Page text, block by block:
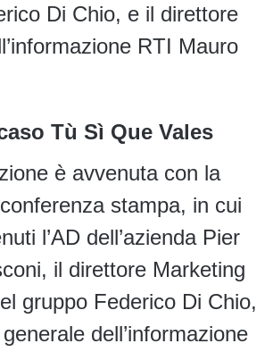
Di Chio, e il direttore
RTI Mauro
Tù Sì Que Vales
è avvenuta con la
stampa, in cui
l’AD dell’azienda Pier
il direttore Marketing
gruppo Federico Di Chio,
dell’informazione